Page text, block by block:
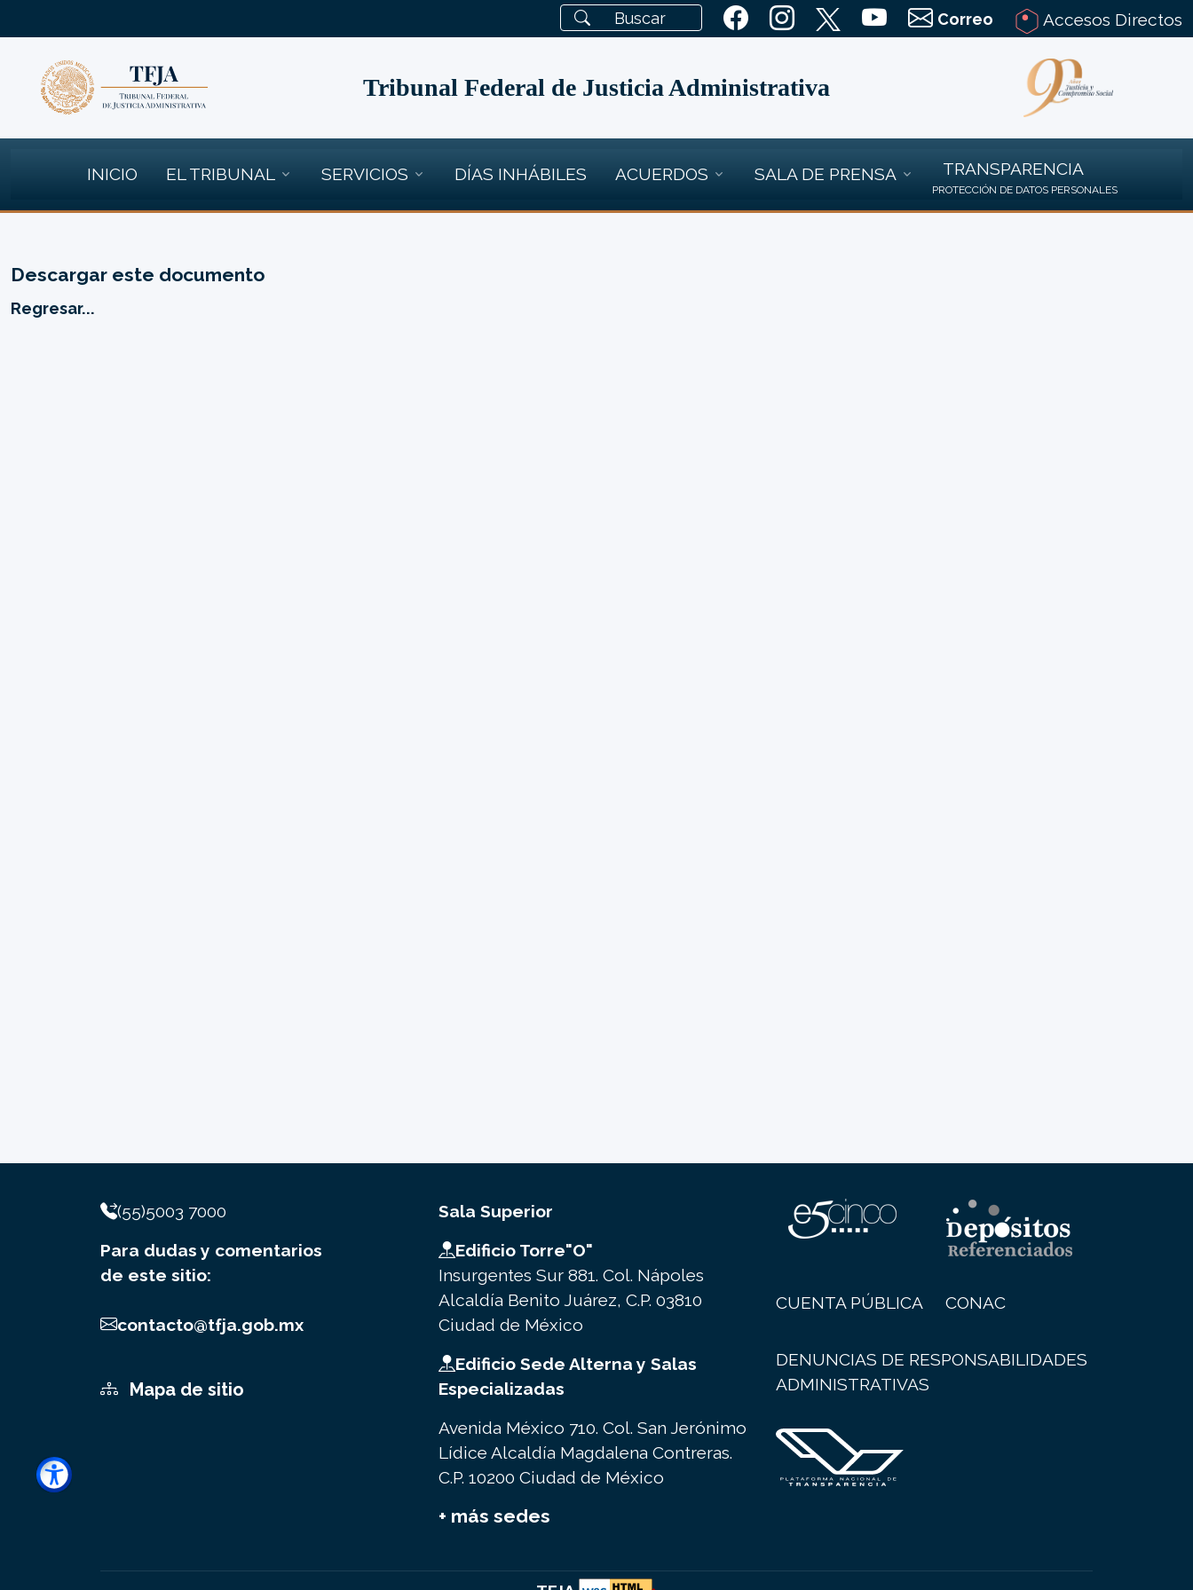
Correo Accesos Directos
Tribunal Federal de Justicia Administrativa
INICIO EL TRIBUNAL SERVICIOS DÍAS INHÁBILES ACUERDOS SALA DE PRENSA TRANSPARENCIA
PROTECCIÓN DE DATOS PERSONALES
Descargar este documento
Regresar...
(55)5003 7000
Para dudas y comentarios
de este sitio:
contacto@tfja.gob.mx
Mapa de sitio
Sala Superior
Edificio Torre"O"
Insurgentes Sur 881. Col. Nápoles
Alcaldía Benito Juárez, C.P. 03810
Ciudad de México
Edificio Sede Alterna y Salas
Especializadas
Avenida México 710. Col. San Jerónimo
Lídice Alcaldía Magdalena Contreras.
C.P. 10200 Ciudad de México
+ más sedes
CUENTA PÚBLICA CONAC
DENUNCIAS DE RESPONSABILIDADES
ADMINISTRATIVAS